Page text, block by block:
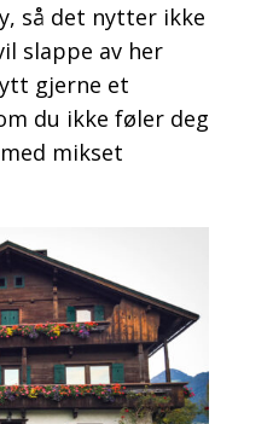
så det nytter ikke
slappe av her
gjerne et
du ikke føler deg
mikset